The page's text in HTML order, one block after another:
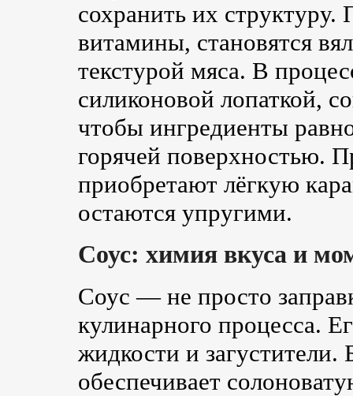
сохранить их
витамины, становятся
текстурой мяса. В
силиконовой лопаткой,
чтобы ингредиенты
горячей поверхностью.
приобретают лёгкую
остаются упругими.
Соус: химия вкуса и
Соус — не просто
кулинарного процесса.
жидкости и
обеспечивает